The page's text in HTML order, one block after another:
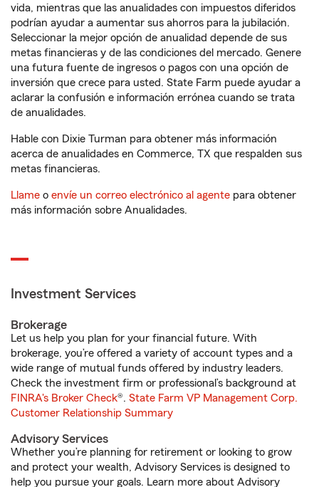
vida, mientras que las anualidades con impuestos diferidos
podrían ayudar a aumentar sus ahorros para la jubilación.
Seleccionar la mejor opción de anualidad depende de sus
metas financieras y de las condiciones del mercado. Genere
una futura fuente de ingresos o pagos con una opción de
inversión que crece para usted. State Farm puede ayudar a
aclarar la confusión e información errónea cuando se trata
de anualidades.
Hable con Dixie Turman para obtener más información
acerca de anualidades en Commerce, TX que respalden sus
metas financieras.
Llame o envíe un correo electrónico al agente para obtener
más información sobre Anualidades.
Investment Services
Brokerage
Let us help you plan for your financial future. With
brokerage, you’re offered a variety of account types and a
wide range of mutual funds offered by industry leaders.
Check the investment firm or professional’s background at
FINRA's Broker Check®. State Farm VP Management Corp.
Customer Relationship Summary
Advisory Services
Whether you’re planning for retirement or looking to grow
and protect your wealth, Advisory Services is designed to
help you pursue your goals. Learn more about Advisory